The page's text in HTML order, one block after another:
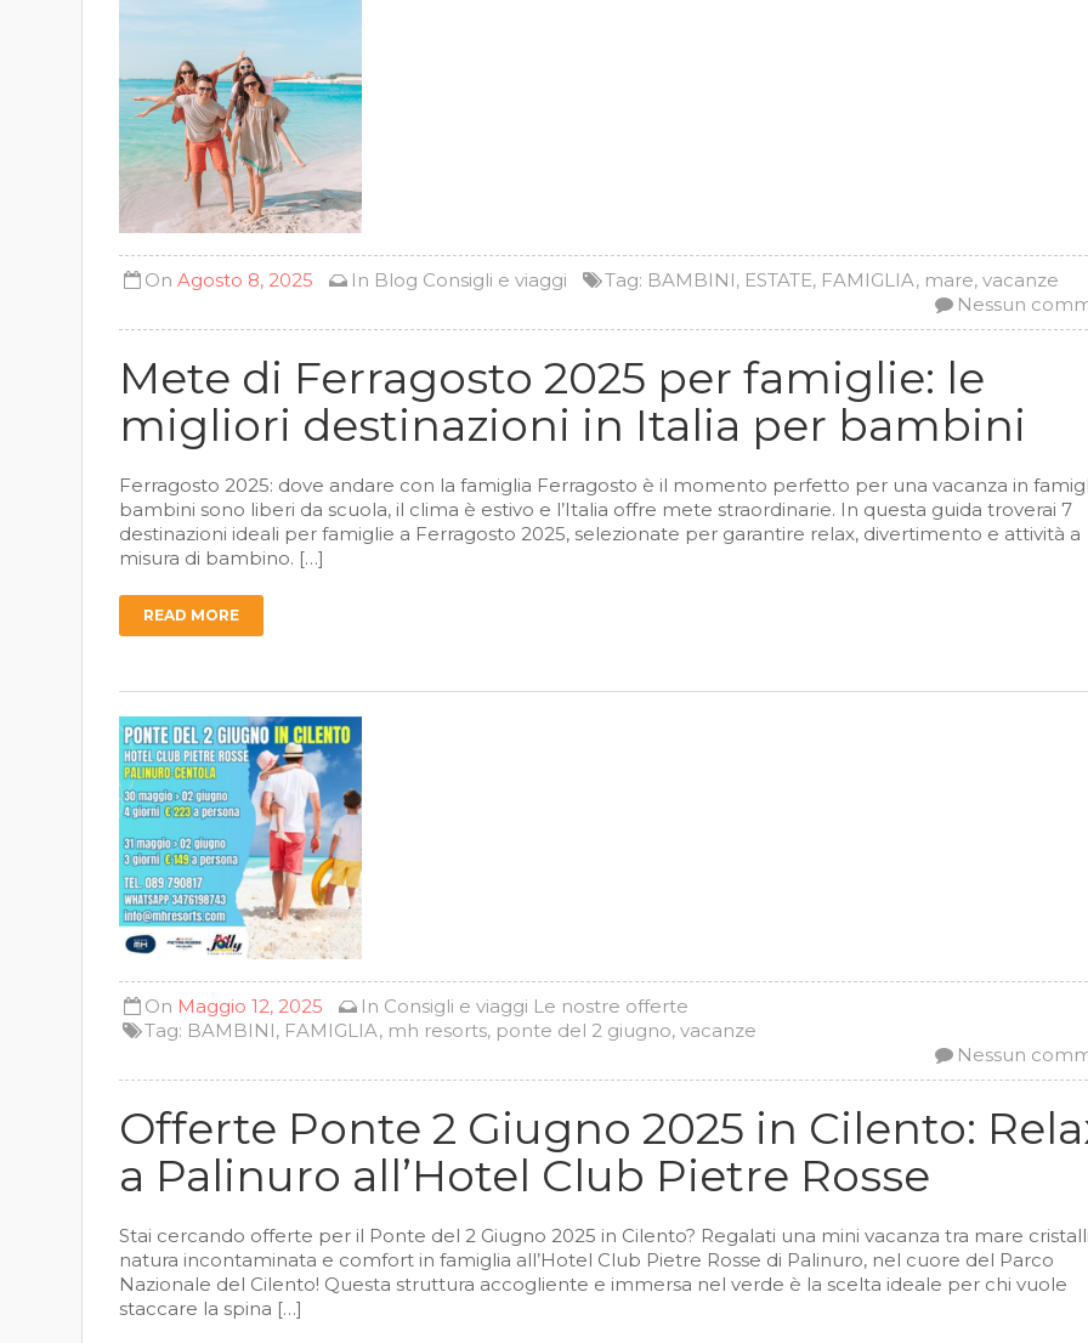
OnAgosto 8, 2025 In Blog Consigli e viaggi Tag: BAMBINI, ESTATE, FAMIGLIA, mare,vacanze
Nessun
Mete di Ferragosto 2025 per famiglie: le
migliori destinazioni in Italia per bambini
Ferragosto 2025: dove andare con la famiglia Ferragosto è il momento perfetto per una vacanza in
bambini sono liberi da scuola, il clima è estivo e l’Italia offre mete straordinarie. In questa guida troverai 7
destinazioni ideali per famiglie a Ferragosto 2025, selezionate per garantire relax, divertimento e attività a
misura di bambino. […]
READ MORE
On Maggio 12, 2025 In Consigli e viaggi Le nostre offerte
Tag: BAMBINI, FAMIGLIA, mh resorts, ponte del 2 giugno,vacanze
Nessun
Offerte Ponte 2 Giugno 2025 in Cilento:
a Palinuro all’Hotel Club Pietre Rosse
Stai cercando offerte per il Ponte del 2 Giugno 2025 in Cilento? Regalati una mini vacanza tra mare
natura incontaminata e comfort in famiglia all’Hotel Club Pietre Rosse di Palinuro, nel cuore del Parco
Nazionale del Cilento! Questa struttura accogliente e immersa nel verde è la scelta ideale per chi vuole
staccare la spina […]